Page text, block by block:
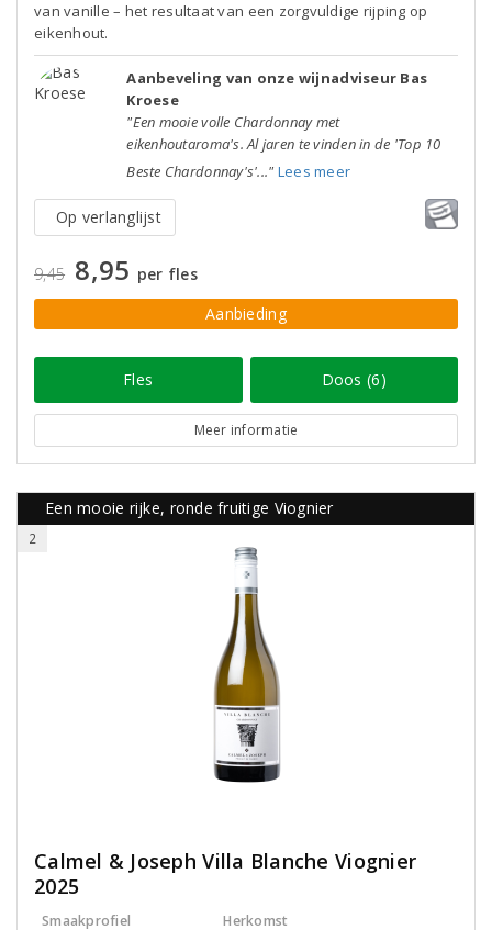
van vanille – het resultaat van een zorgvuldige rijping op
eikenhout.
Aanbeveling van onze wijnadviseur Bas
Kroese
"Een mooie volle Chardonnay met
eikenhoutaroma's. Al jaren te vinden in de 'Top 10
Beste Chardonnay's'..." Lees meer
Op verlanglijst
9,45 8,95 per fles
Aanbieding
Fles Doos (6)
Meer informatie
Een mooie rijke, ronde fruitige Viognier
2
Calmel & Joseph Villa Blanche Viognier
2025
Smaakprofiel Herkomst